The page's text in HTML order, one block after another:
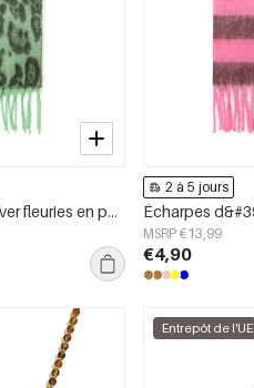
Écharpes d&#39;hiver fleuries en polyester décontracté, accessoires du quotidien
2 à 5 jours
MSRP €13,99
€4,90
Entrepôt de l'UE